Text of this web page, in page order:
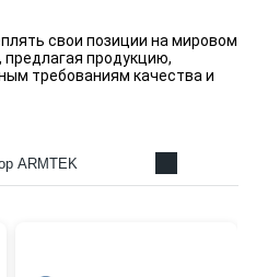
свои позиции на мировом
предлагая продукцию,
требованиям качества и
ARMTEK